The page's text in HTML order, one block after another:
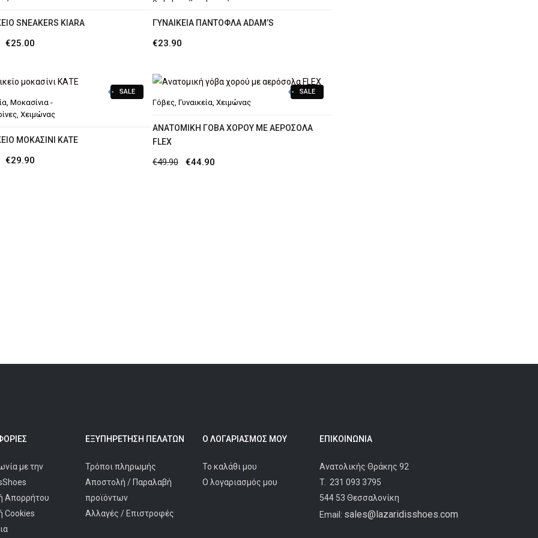
SNEAKERS KIARA
Original
was:
€34.90.
€25.00
τιμή
είναι:
€25.00.
ΓΥΝΑΙΚΕΊΑ ΠΑΝΤΌΦΛΑ ADAM’S
€23.90
SALE
Μοκασίνια -
Χειμώνας
ΜΟΚΑΣΊΝΙ ΚΑΤΕ
Original
€29.90
SALE
Γόβες Γυναικεία Χειμώνας
ΑΝΑΤΟΜΙΚΉ ΓΌΒΑ ΧΟΡΟΎ ΜΕ ΑΕΡΌΣΟΛΑ
FLEX
€49.90
Original
€44.90
με την
Απορρήτου
Cookies
ΕΞΥΠΗΡΈΤΗΣΗ ΠΕΛΑΤΩΝ
Τρόποι πληρωμής
Αποστολή / Παραλαβή
προϊόντων
Αλλαγές / Επιστροφές
Ο ΛΟΓΑΡΙΑΣΜΌΣ ΜΟΥ
Το καλάθι μου
Ο λογαριασμός μου
ΕΠΙΚΟΙΝΩΝΊΑ
Ανατολικής Θράκης 92
T. 231 093 3795
544 53 Θεσσαλονίκη
Email: sales@lazaridisshoes.com